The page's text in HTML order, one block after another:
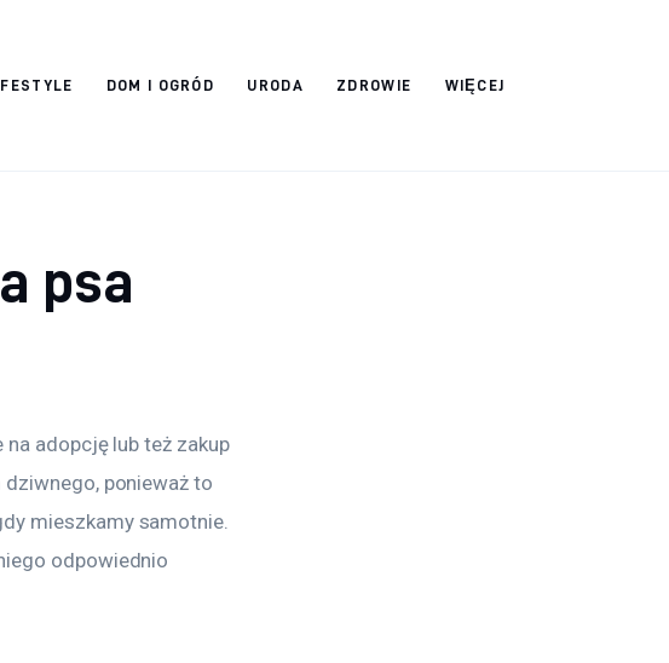
DOM I OGRÓD URODA ZDROWIE WIĘCEJ
psa
na adopcję lub też zakup
ponieważ to
mieszkamy samotnie.
odpowiednio